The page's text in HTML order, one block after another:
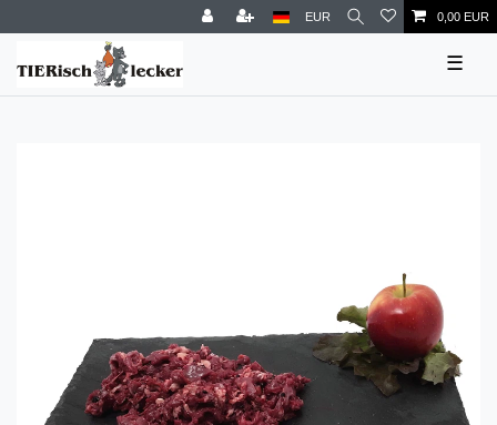
EUR 0,00 EUR
☰